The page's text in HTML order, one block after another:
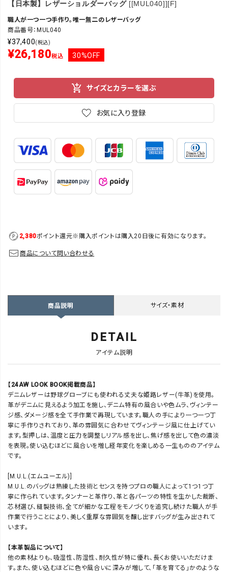
【日本製】レザーショルダーバッグ [[MUL040]][F]
職人が一つ一つ手作り。唯一無二のレザーバッグ
商品番号：MUL040
¥37,400(税込)
¥26,180税込 30%OFF
サイズとカラーを選ぶ
お気に入り登録
2,380ポイント還元※購入ポイントは購入20日後に有効になります。
商品について問い合わせる
商品説明 サイズ・素材
DETAIL
アイテム説明
【24AW LOOK BOOK掲載商品】
デニムレザーは野球グローブにも使われる丈夫な姫路レザー(牛革)を使用。
革がデニムに見えるよう加工を施し、デニム特有の風合いや色ムラ、ヴィンテー
ジ感、ダメージ感を全て手作業で再現しています。職人の手により一つ一つ丁
寧に手作りされており、革の雰囲気に合わせてヴィンテージ風に仕上げてい
ます。型押しは、温度と圧力を調整しリアル感を出し、焦げ感を出して色の濃淡
を表現。使い込むほどに風合いを増し経年変化を楽しめる一生もののアイテム
です。
[M.U.L.(エムユーエル)]
M.U.L.のバッグは熟練した技術とセンスを持つプロの職人によって1つ1つ丁
寧に作られています。タンナーと革作り、革と各パーツの特性を生かした裁断、
芯材選び、縫製技術、全てが細かな工程をモノづくりを追究し続けた職人が手
作業で行うことにより、美しく重厚な雰囲気を醸し出すバッグが生み出されて
います。
【本革製品について】
他の素材よりも、吸湿性、防湿性、耐久性が特に優れ、長くお使いいただけま
す。また、使い込むほどに色や風合いに深みが増して、「革を育てる」かのような